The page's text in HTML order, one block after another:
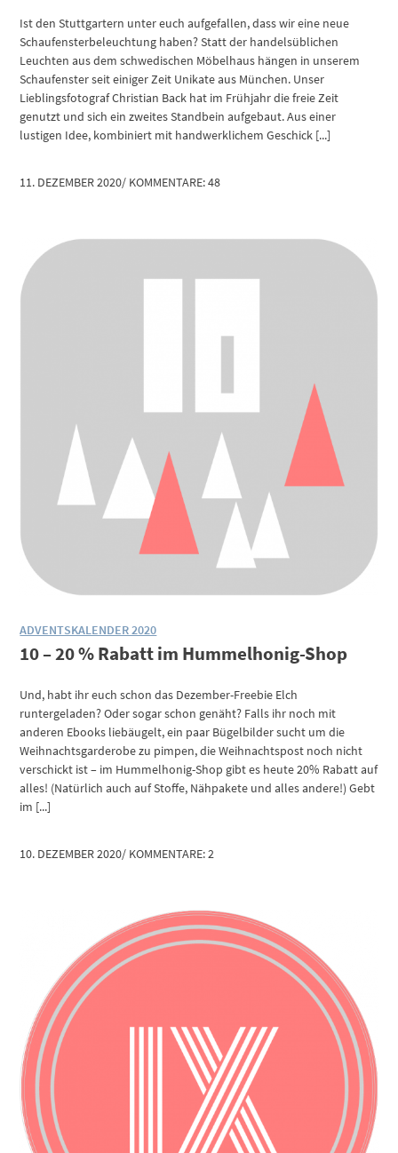
Ist den Stuttgartern unter euch aufgefallen, dass wir eine neue
Schaufensterbeleuchtung haben? Statt der handelsüblichen
Leuchten aus dem schwedischen Möbelhaus hängen in unserem
Schaufenster seit einiger Zeit Unikate aus München. Unser
Lieblingsfotograf Christian Back hat im Frühjahr die freie Zeit
genutzt und sich ein zweites Standbein aufgebaut. Aus einer
lustigen Idee, kombiniert mit handwerklichem Geschick [...]
11. DEZEMBER 2020/ KOMMENTARE: 48
ADVENTSKALENDER 2020
10 – 20 % Rabatt im Hummelhonig-Shop
Und, habt ihr euch schon das Dezember-Freebie Elch
runtergeladen? Oder sogar schon genäht? Falls ihr noch mit
anderen Ebooks liebäugelt, ein paar Bügelbilder sucht um die
Weihnachtsgarderobe zu pimpen, die Weihnachtspost noch nicht
verschickt ist – im Hummelhonig-Shop gibt es heute 20% Rabatt auf
alles! (Natürlich auch auf Stoffe, Nähpakete und alles andere!) Gebt
im [...]
10. DEZEMBER 2020/ KOMMENTARE: 2